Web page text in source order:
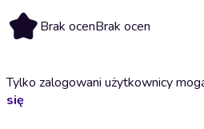
Brak ocenBrak ocen
Tylko zalogowani użytkownicy
się